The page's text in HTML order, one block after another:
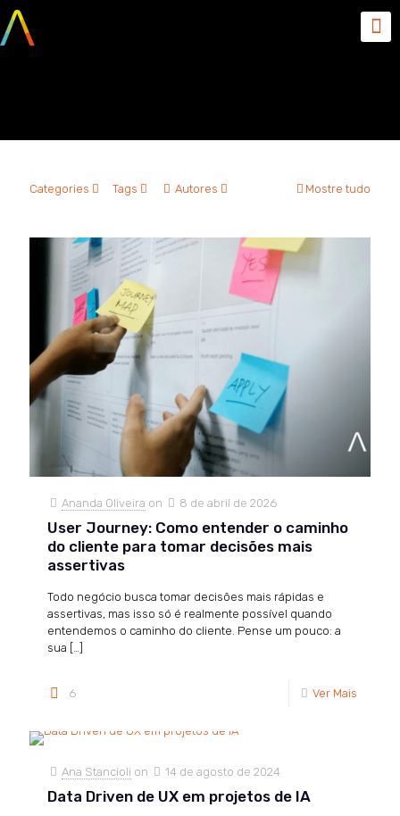
Categories Tags Autores Mostre tudo
Ananda Oliveira on 8 de abril de 2026
User Journey: Como entender o caminho
do cliente para tomar decisões mais
assertivas
Todo negócio busca tomar decisões mais rápidas e
assertivas, mas isso só é realmente possível quando
entendemos o caminho do cliente. Pense um pouco: a
sua […]
6 Ver Mais
Ana Stancioli on 14 de agosto de 2024
Data Driven de UX em projetos de IA